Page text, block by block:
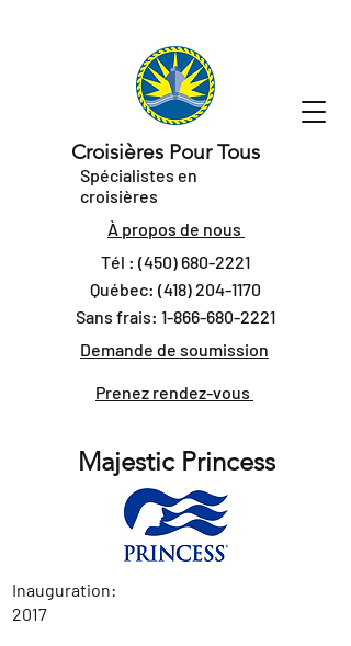
Croisières Pour Tous
Spécialistes en
croisières
À propos de nous
Tél : (450) 680-2221
Québec: (418) 204-1170
Sans frais: 1-866-680-2221
Demande de soumission
Prenez rendez-vous
Majestic Princess
Inauguration:
2017